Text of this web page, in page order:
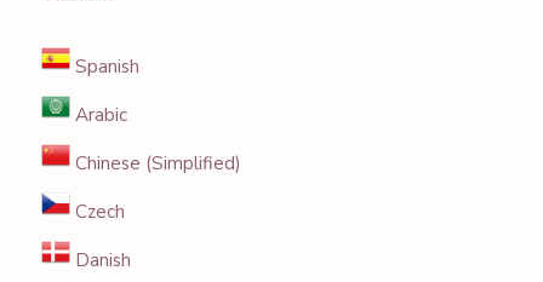
Spanish
Arabic
Chinese (Simplified)
Czech
Danish